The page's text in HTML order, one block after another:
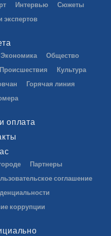
Интервью
Сюжеты
экспертов
Экономика
Общество
Происшествия
Культура
Горячая линия
оплата
Партнеры
соглашение
коррупции